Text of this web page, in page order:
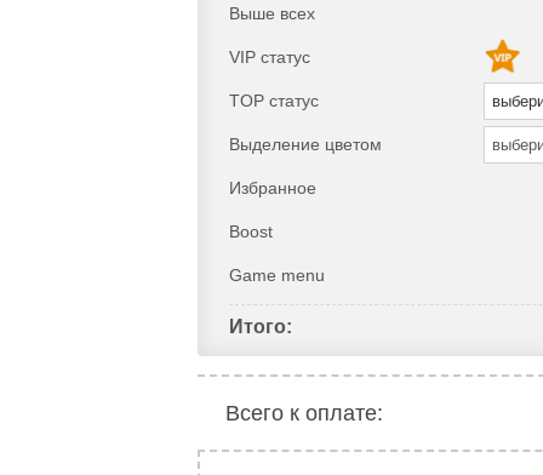
Выше всех
VIP статус
TOP статус
Выделение цветом
Избранное
Boost
Game menu
Итого:
Всего к оплате: